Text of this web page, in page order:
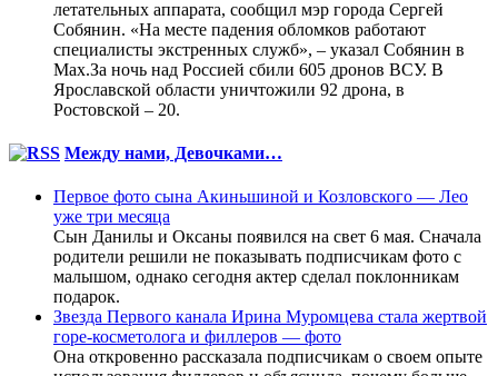
летательных аппарата, сообщил мэр города Сергей
Собянин. «На месте падения обломков работают
специалисты экстренных служб», – указал Собянин в
Max.За ночь над Россией сбили 605 дронов ВСУ. В
Ярославской области уничтожили 92 дрона, в
Ростовской – 20.
Между нами, Девочками…
Первое фото сына Акиньшиной и Козловского — Лео
уже три месяца
Сын Данилы и Оксаны появился на свет 6 мая. Сначала
родители решили не показывать подписчикам фото с
малышом, однако сегодня актер сделал поклонникам
подарок.
Звезда Первого канала Ирина Муромцева стала жертвой
горе-косметолога и филлеров — фото
Она откровенно рассказала подписчикам о своем опыте